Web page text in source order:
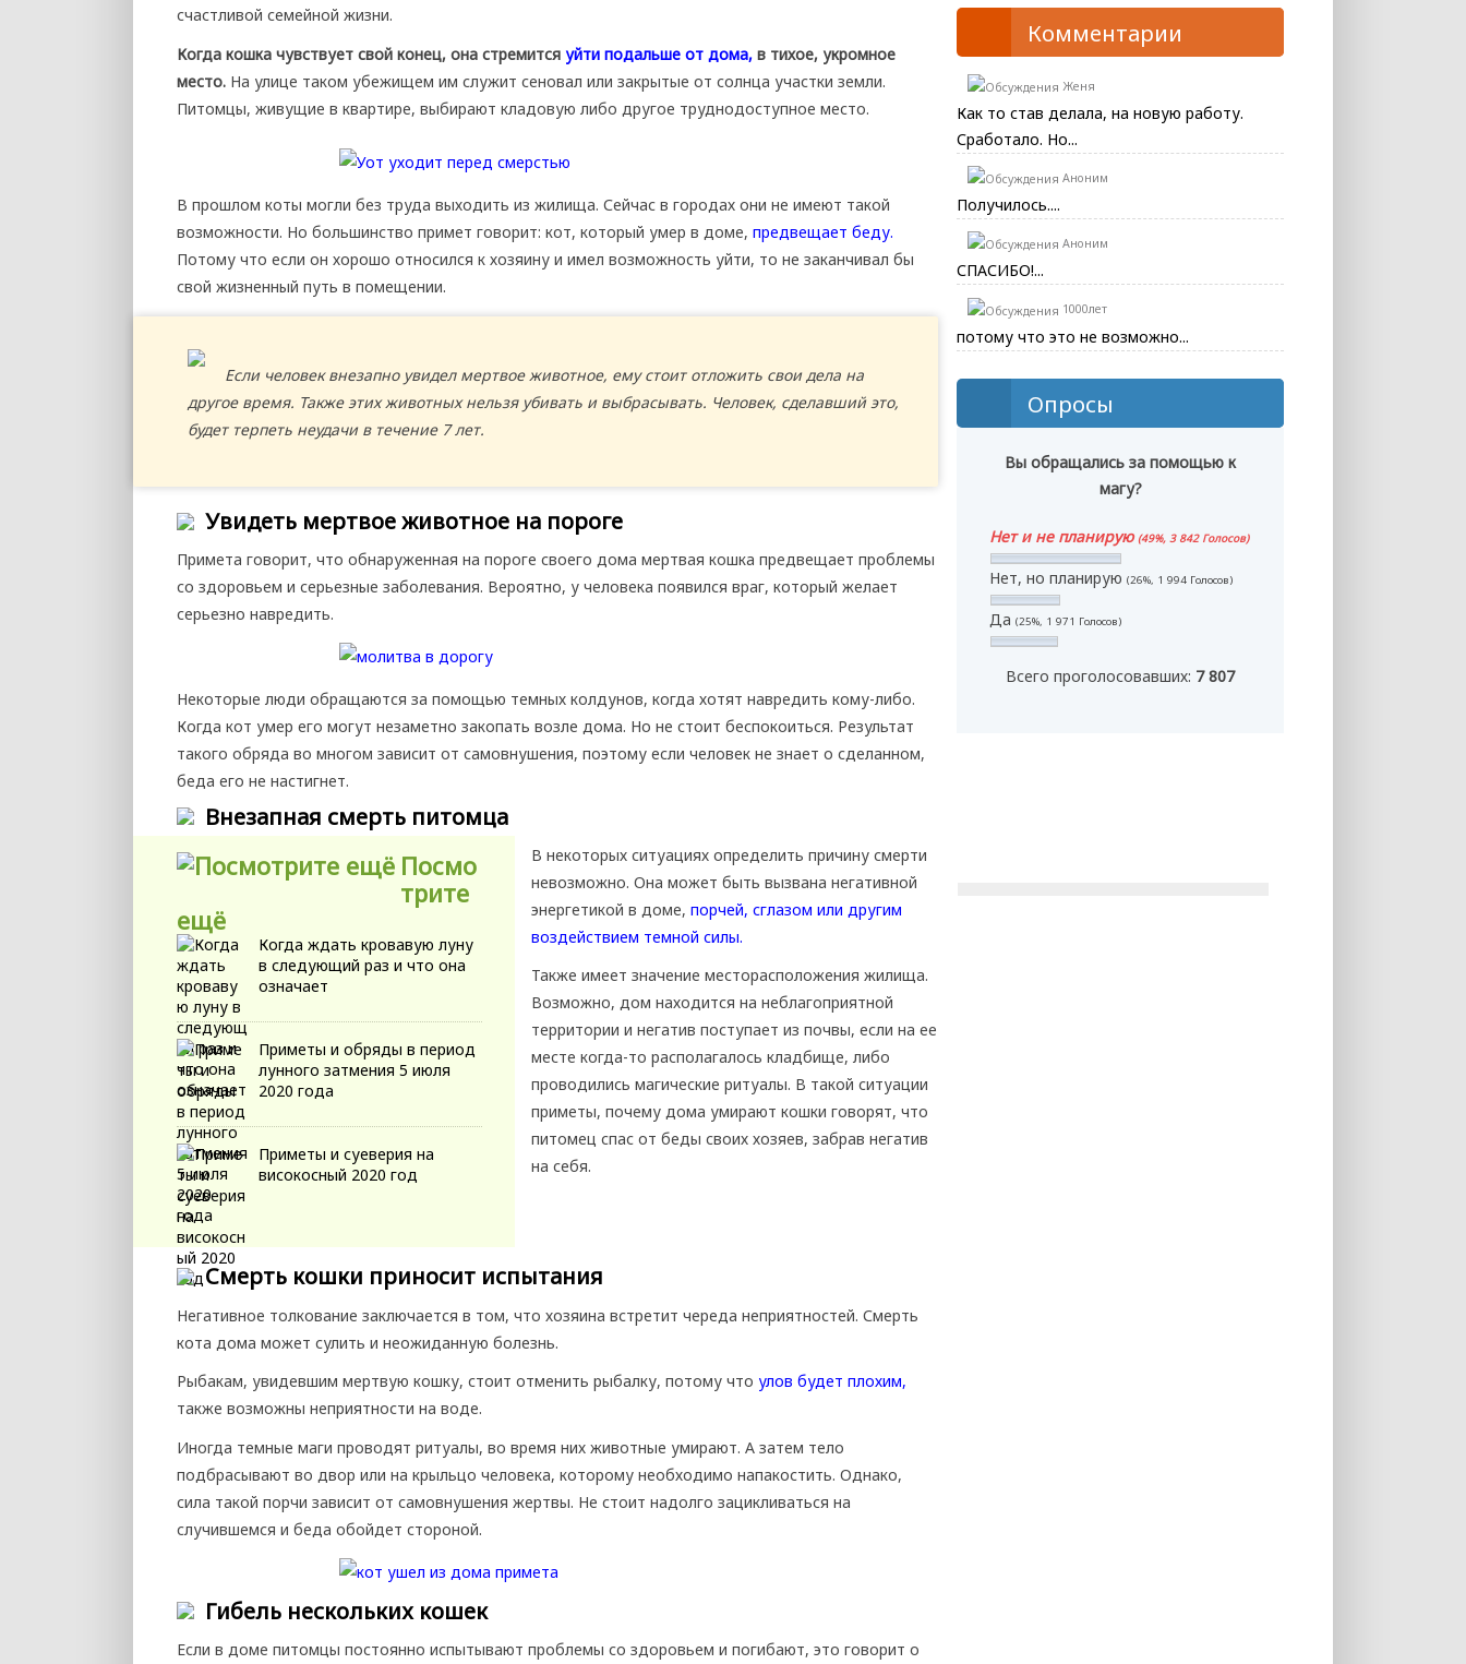
счастливой семейной жизни.
Когда кошка чувствует свой конец, она стремится уйти подальше от дома, в тихое, укромное
место. На улице таком убежищем им служит сеновал или закрытые от солнца участки земли.
Питомцы, живущие в квартире, выбирают кладовую либо другое труднодоступное место.
В прошлом коты могли без труда выходить из жилища. Сейчас в городах они не имеют такой
возможности. Но большинство примет говорит: кот, который умер в доме, предвещает беду.
Потому что если он хорошо относился к хозяину и имел возможность уйти, то не заканчивал бы
свой жизненный путь в помещении.
Если человек внезапно увидел мертвое животное, ему стоит отложить свои дела на
другое время. Также этих животных нельзя убивать и выбрасывать. Человек, сделавший это,
будет терпеть неудачи в течение 7 лет.
Увидеть мертвое животное на пороге
Примета говорит, что обнаруженная на пороге своего дома мертвая кошка предвещает проблемы
со здоровьем и серьезные заболевания. Вероятно, у человека появился враг, который желает
серьезно навредить.
Некоторые люди обращаются за помощью темных колдунов, когда хотят навредить кому-либо.
Когда кот умер его могут незаметно закопать возле дома. Но не стоит беспокоиться. Результат
такого обряда во многом зависит от самовнушения, поэтому если человек не знает о сделанном,
беда его не настигнет.
Внезапная смерть питомца
Посмо
трите
ещё
Когда ждать кровавую луну
в следующий раз и что она
означает
Приметы и обряды в период
лунного затмения 5 июля
2020 года
Приметы и суеверия на
високосный 2020 год
В некоторых ситуациях определить причину смерти
невозможно. Она может быть вызвана негативной
энергетикой в доме, порчей, сглазом или другим
воздействием темной силы.
Также имеет значение месторасположения жилища.
Возможно, дом находится на неблагоприятной
территории и негатив поступает из почвы, если на ее
месте когда-то располагалось кладбище, либо
проводились магические ритуалы. В такой ситуации
приметы, почему дома умирают кошки говорят, что
питомец спас от беды своих хозяев, забрав негатив
на себя.
Смерть кошки приносит испытания
Негативное толкование заключается в том, что хозяина встретит череда неприятностей. Смерть
кота дома может сулить и неожиданную болезнь.
Рыбакам, увидевшим мертвую кошку, стоит отменить рыбалку, потому что улов будет плохим,
также возможны неприятности на воде.
Иногда темные маги проводят ритуалы, во время них животные умирают. А затем тело
подбрасывают во двор или на крыльцо человека, которому необходимо напакостить. Однако,
сила такой порчи зависит от самовнушения жертвы. Не стоит надолго зацикливаться на
случившемся и беда обойдет стороной.
Гибель нескольких кошек
Если в доме питомцы постоянно испытывают проблемы со здоровьем и погибают, это говорит о
Комментарии
Женя
Как то став делала, на новую работу.
Сработало. Но...
Аноним
Получилось....
Аноним
СПАСИБО!...
1000лет
потому что это не возможно...
Опросы
Вы обращались за помощью к
магу?
Нет и не планирую(49%, 3 842 Голосов)
Нет, но планирую (26%, 1 994 Голосов)
Да (25%, 1 971 Голосов)
Всего проголосовавших: 7 807